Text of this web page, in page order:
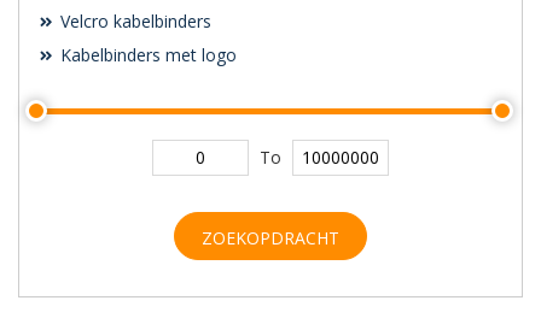
Velcro kabelbinders
Kabelbinders met logo
To
ZOEKOPDRACHT